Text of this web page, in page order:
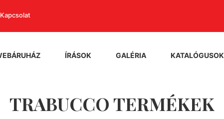
Kapcsolat
ÍRÁSOK GALÉRIA KATALÓGUSOK
TRABUCCO TERMÉKEK